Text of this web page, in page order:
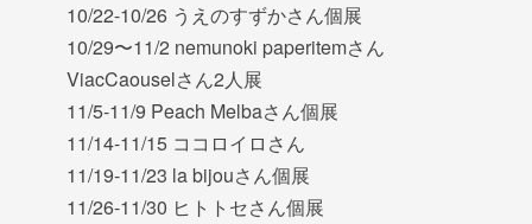
10/22-10/26 うえのすずかさん個展
10/29〜11/2 nemunoki paperitemさん
ViacCaouselさん2人展
11/5-11/9 Peach Melbaさん個展
11/14-11/15 ココロイロさん
11/19-11/23 la bijouさん個展
11/26-11/30 ヒトトセさん個展